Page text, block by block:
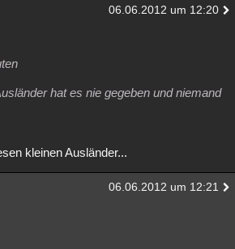
06.06.2012 um 12:20
hat es nie gegeben und niemand
kleinen Ausländer...
06.06.2012 um 12:21